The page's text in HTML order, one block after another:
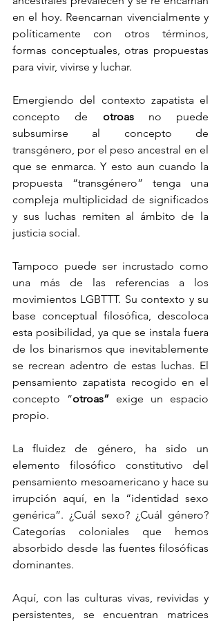
en el hoy. Reencarnan vivencialmente y
políticamente con otros términos,
formas conceptuales, otras propuestas
para vivir, vivirse y luchar.
Emergiendo del contexto zapatista el
concepto de otroas no puede
subsumirse al concepto de
transgénero, por el peso ancestral en el
que se enmarca. Y esto aun cuando la
propuesta “transgénero” tenga una
compleja multiplicidad de significados
y sus luchas remiten al ámbito de la
justicia social.
Tampoco puede ser incrustado como
una más de las referencias a los
movimientos LGBTTT. Su contexto y su
base conceptual filosófica, descoloca
esta posibilidad, ya que se instala fuera
de los binarismos que inevitablemente
se recrean adentro de estas luchas. El
pensamiento zapatista recogido en el
concepto “otroas” exige un espacio
propio.
La fluidez de género, ha sido un
elemento filosófico constitutivo del
pensamiento mesoamericano y hace su
irrupción aquí, en la “identidad sexo
genérica”. ¿Cuál sexo? ¿Cuál género?
Categorías coloniales que hemos
absorbido desde las fuentes filosóficas
dominantes.
Aquí, con las culturas vivas, revividas y
persistentes, se encuentran matrices